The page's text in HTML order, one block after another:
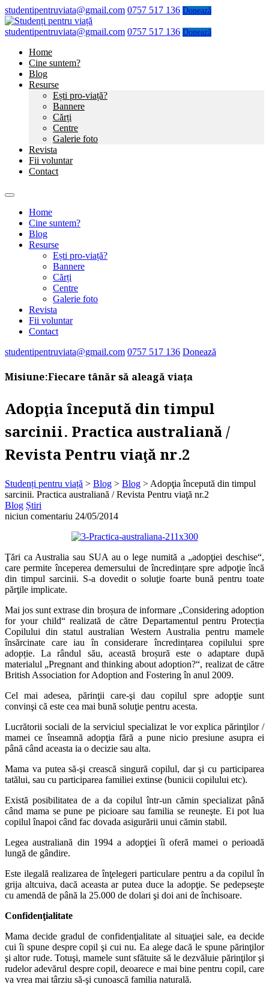
studentipentruviata@gmail.com 0757 517 136 Donează
studentipentruviata@gmail.com 0757 517 136 Donează
Home
Cine suntem?
Blog
Resurse
Ești pro-viață?
Bannere
Cărți
Centre
Galerie foto
Revista
Fii voluntar
Contact
Home
Cine suntem?
Blog
Resurse
Ești pro-viață?
Bannere
Cărți
Centre
Galerie foto
Revista
Fii voluntar
Contact
studentipentruviata@gmail.com 0757 517 136 Donează
Misiune:Fiecare tânăr să aleagă viața
Adopţia începută din timpul
sarcinii. Practica australiană /
Revista Pentru viaţă nr.2
Studenți pentru viață > Blog > Blog >Adopţia începută din timpul
sarcinii. Practica australiană / Revista Pentru viaţă nr.2
Blog Știri
niciun comentariu 24/05/2014
Ţări ca Australia sau SUA au o lege numită a „adopţiei deschise“,
care permite începerea demersului de încredințare spre adpoţie încă
din timpul sarcinii. S-a dovedit o soluţie foarte bună pentru toate
părţile implicate.
Mai jos sunt extrase din broșura de informare „Considering adoption
for your child“ realizată de către Departamentul pentru Protecția
Copilului din statul australian Western Australia pentru mamele
însărcinate care iau în considerare încredințarea copilului spre
adopție. La rândul său, această broșură este o adaptare după
materialul „Pregnant and thinking about adoption?“, realizat de către
British Association for Adoption and Fostering în anul 2009.
Cel mai adesea, părinţii care-şi dau copilul spre adopţie sunt
convinşi că este cea mai bună soluţie pentru acesta.
Lucrătorii sociali de la serviciul specializat le vor explica părinţilor /
mamei ce înseamnă adopţia fără a pune nicio presiune asupra ei
până când aceasta ia o decizie sau alta.
Mama va putea să-şi crească singură copilul, dar şi cu participarea
tatălui, sau cu participarea familiei extinse (bunicii copilului etc).
Există posibilitatea de a da copilul într-un cămin specializat până
când mama se pune pe picioare sau familia se reuneşte. Ei pot lua
copilul înapoi când fac dovada asigurării unui cămin stabil.
Legea australiană din 1994 a adopţiei îi oferă mamei o perioadă
lungă de gândire.
Este ilegală realizarea de înţelegeri particulare pentru a da copilul în
grija altcuiva, dacă aceasta ar putea duce la adopţie. Se pedepseşte
cu amendă de până la 25.000 de dolari şi doi ani de închisoare.
Confidenţialitate
Mama decide gradul de confidenţialitate al situaţiei sale, ea decide
cui îi spune despre copil şi cui nu. Ea alege dacă le spune părinţilor
şi altor rude. Totuşi, mamele sunt sfătuite să le dezvăluie părinţilor şi
rudelor adevărul despre copil, deoarece e mai bine pentru copil, care
va vrea mai târziu să-şi cunoască familia naturală.